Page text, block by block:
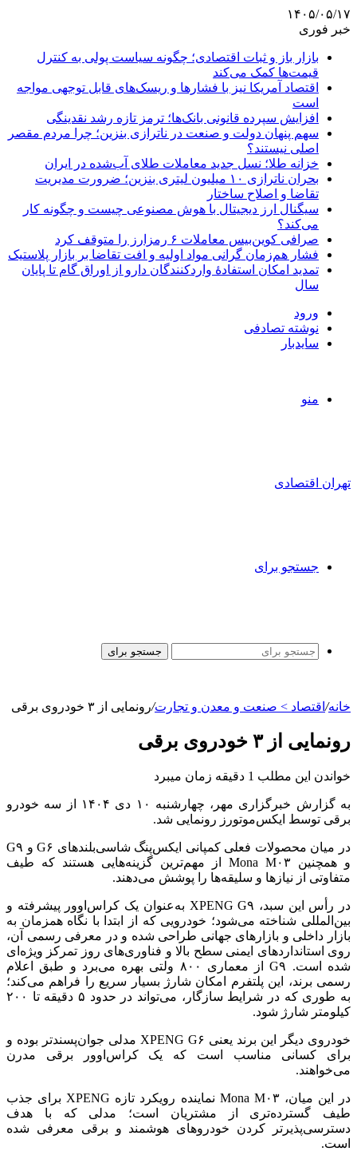
۱۴۰۵/۰۵/۱۷
خبر فوری
بازار باز و ثبات اقتصادی؛ چگونه سیاست پولی به کنترل
قیمت‌ها کمک می‌کند
اقتصاد آمریکا نیز با فشارها و ریسک‌های قابل توجهی مواجه
است
افزایش سپرده قانونی بانک‌ها؛ ترمز تازه رشد نقدینگی
سهم پنهان دولت و صنعت در ناترازی بنزین؛ چرا مردم مقصر
اصلی نیستند؟
خزانه طلا؛ نسل جدید معاملات طلای آب‌شده در ایران
بحران ناترازی ۱۰ میلیون لیتری بنزین؛ ضرورت مدیریت
تقاضا و اصلاح ساختار
سیگنال ارز دیجیتال با هوش مصنوعی چیست و چگونه کار
می‌کند؟
صرافی کوین‌بیس معاملات ۶ رمزارز را متوقف کرد
فشار هم‌زمان گرانی مواد اولیه و افت تقاضا بر بازار پلاستیک
تمدید امکان استفادۀ واردکنندگان دارو از اوراق گام تا پایان
سال
ورود
نوشته تصادفی
سایدبار
منو
تهران اقتصادی
جستجو برای
جستجو برای
خانه/ اقتصاد > صنعت و معدن و تجارت/رونمایی از ۳ خودروی برقی
رونمایی از ۳ خودروی برقی
خواندن این مطلب 1 دقیقه زمان میبرد
به گزارش خبرگزاری مهر، چهارشنبه ۱۰ دی
از سه خودرو
برقی توسط ایکس‌موتورز رونمایی شد.
در میان محصولات فعلی کمپانی ایکس‌پنگ
شاسی‌بلندهای G۶ و G۹
و همچنین Mona M۰۳ از مهم‌ترین گزینه‌هایی هستند که طیف
متفاوتی از نیازها و سلیقه‌ها را پوشش می‌دهند.
در رأس این سبد، XPENG G۹ به‌عنوان یک کراس‌اوور
پیشرفته و
بین‌المللی شناخته می‌شود؛ خودرویی که از ابتدا با نگاه همزمان به
بازار داخلی و بازارهای جهانی طراحی شده و در معرفی رسمی آن،
روی استانداردهای ایمنی سطح بالا و فناوری‌های روز تمرکز ویژه‌ای
شده است. G۹ از معماری ۸۰۰
ولتی بهره می‌برد و طبق اعلام
رسمی برند، این پلتفرم امکان شارژ بسیار سریع را فراهم می‌کند؛
به طوری که در شرایط سازگار، می‌تواند در حدود ۵ دقیقه تا ۲۰۰
کیلومتر شارژ شود.
خودروی دیگر این برند یعنی XPENG G۶ مدلی جوان‌پسندتر
بوده و
برای کسانی مناسب است که یککراس‌اوور
برقی مدرن
می‌خواهند.
در این میان، Mona M۰۳ نماینده رویکرد تازه XPENG برای جذب
طیف گسترده‌تری از مشتریان است؛ مدلی که با هدف
دسترسی‌پذیرتر
کردن خودروهای هوشمند و برقی معرفی شده
است.